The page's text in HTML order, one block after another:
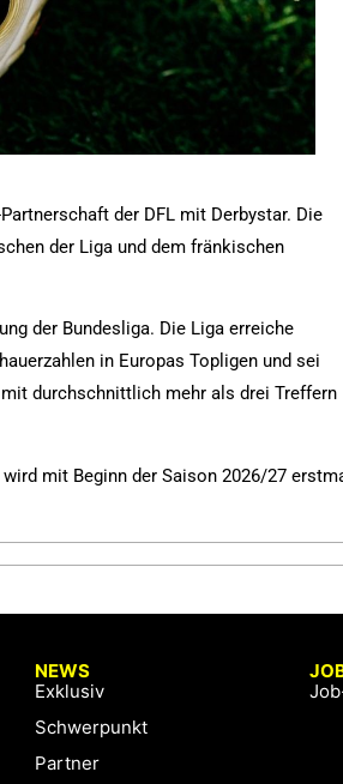
der DFL mit Derbystar. Die
der Liga und dem fränkischen
der Bundesliga. Die Liga erreiche
in Europas Topligen und sei
durchschnittlich mehr als drei Treffern
mit Beginn der Saison 2026/27
NEWS
Exklusiv
Schwerpunkt
Partner